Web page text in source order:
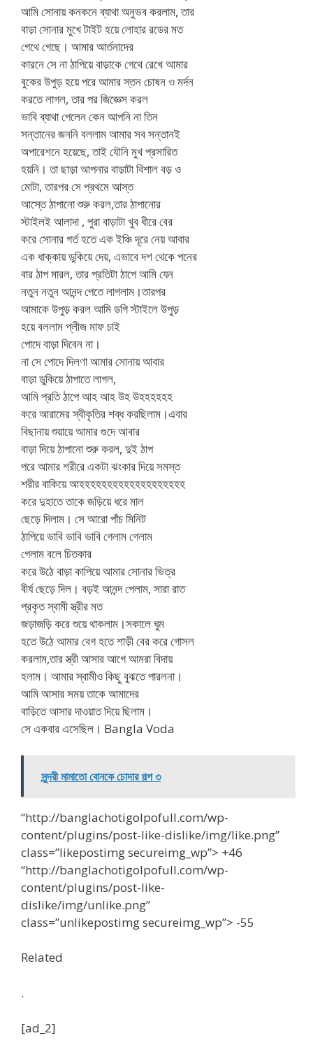
আমি সোনায় কনকনে ব্যাথা অনুভব করলাম, তার
বাড়া সোনার মুখে টাইট হয়ে লোহার রডের মত
গেথে গেছে। আমার আর্তনাদের
কারনে সে না ঠাপিয়ে বাড়াকে গেথে রেখে আমার
বুকের উপুড় হয়ে পরে আমার স্তন চোষন ও মর্দন
করতে লাগল, তার পর জিজ্ঞেস করল
ভাবি ব্যাথা পেলেন কেন আপনি না তিন
সন্তানের জননি বললাম আমার সব সন্তানই
অপারেশনে হয়েছে, তাই যৌনি মুখ প্রসারিত
হয়নি। তা ছাড়া আপনার বাড়াটা বিশাল বড় ও
মোটা, তারপর সে প্রথমে আস্ত
আস্তে ঠাপানো শুরু করল,তার ঠাপানোর
স্টাইলই আলাদা , পুরা বাড়াটা খুব ধীরে বের
করে সোনার গর্ত হতে এক ইঞ্চি দূরে নেয় আবার
এক ধাক্কায় ডুকিয়ে দেয়, এভাবে দশ থেকে পনের
বার ঠাপ মারল, তার প্রতিটা ঠাপে আমি যেন
নতুন নতুন আনন্দ পেতে লাগলাম।তারপর
আমাকে উপুড় করল আমি ডগি স্টাইলে উপুড়
হয়ে বললাম প্লীজ মাফ চাই
পোদে বাড়া দিবেন না।
না সে পোদে দিলণা আমার সোনায় আবার
বাড়া ডুকিয়ে ঠাপাতে লাগল,
আমি প্রতি ঠাপে আহ আহ উহ উহহহহহহ
করে আরামের স্বীকৃতির শব্ধ করছিলাম।এবার
বিছানায় শুয়ায়ে আমার গুদে আবার
বাড়া দিয়ে ঠাপানো শুরু করল, দুই ঠাপ
পরে আমার শরীরে একটা ঝংকার দিয়ে সমস্ত
শরীর বাকিয়ে আহহহহহহহহহহহহহহহহহহহ
করে দুহাতে তাকে জড়িয়ে ধরে মাল
ছেড়ে দিলাম। সে আরো পাঁচ মিনিট
ঠাপিয়ে ভাবি ভাবি ভাবি গেলাম গেলাম
গেলাম বলে চিতকার
করে উঠে বাড়া কাপিয়ে আমার সোনার ভিত্র
বীর্য ছেড়ে দিল। বড়ই আনন্দ পেলাম, সারা রাত
প্রকৃত স্বামী স্ত্রীর মত
জড়াজড়ি করে শুয়ে থাকলাম।সকালে ঘুম
হতে উঠে আমার বেগ হতে শাড়ী বের করে গোসল
করলাম,তার স্ত্রী আসার আগে আমরা বিদায়
হলাম। আমার স্বামীও কিছু বুঝতে পারলনা।
আমি আসার সময় তাকে আমাদের
বাড়িতে আসার দাওয়াত দিয়ে ছিলাম।
সে একবার এসেছিল। Bangla Voda
সুন্দরী মামাতো বোনকে চোদার গল্প ৩
“http://banglachotigolpofull.com/wp-
content/plugins/post-like-dislike/img/like.png”
class=”likepostimg secureimg_wp”> +46
“http://banglachotigolpofull.com/wp-
content/plugins/post-like-
dislike/img/unlike.png”
class=”unlikepostimg secureimg_wp”> -55
Related
.
[ad_2]